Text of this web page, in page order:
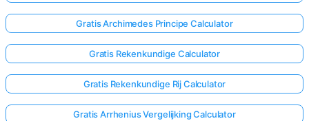
Gratis Archimedes Principe Calculator
Gratis Rekenkundige Calculator
Gratis Rekenkundige Rij Calculator
Gratis Arrhenius Vergelijking Calculator